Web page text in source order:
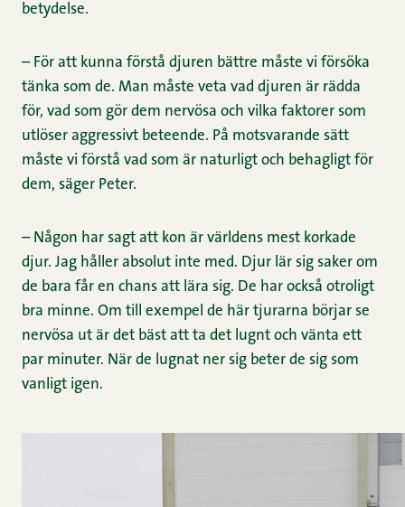
betydelse.
– För att kunna förstå djuren bättre måste vi försöka
tänka som de. Man måste veta vad djuren är rädda
för, vad som gör dem nervösa och vilka faktorer som
utlöser aggressivt beteende. På motsvarande sätt
måste vi förstå vad som är naturligt och behagligt för
dem, säger Peter.
– Någon har sagt att kon är världens mest korkade
djur. Jag håller absolut inte med. Djur lär sig saker om
de bara får en chans att lära sig. De har också otroligt
bra minne. Om till exempel de här tjurarna börjar se
nervösa ut är det bäst att ta det lugnt och vänta ett
par minuter. När de lugnat ner sig beter de sig som
vanligt igen.